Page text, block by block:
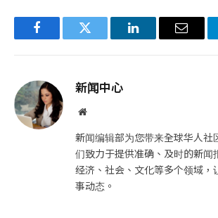
FacebookTwitter LinkedIn电
新闻中心
网
新闻编辑部为您带来全球华人社
们致力于提供准确、及时的新闻
经济、社会、文化等多个领域，
事动态。